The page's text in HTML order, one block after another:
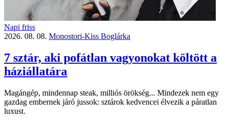
Napi friss
2026. 08. 08. Monostori-Kiss Boglárka
7 sztár, aki pofátlan vagyonokat költött a
háziállatára
Magángép, mindennap steak, milliós örökség... Mindezek nem egy
gazdag embernek járó jussok: sztárok kedvencei élvezik a páratlan
luxust.